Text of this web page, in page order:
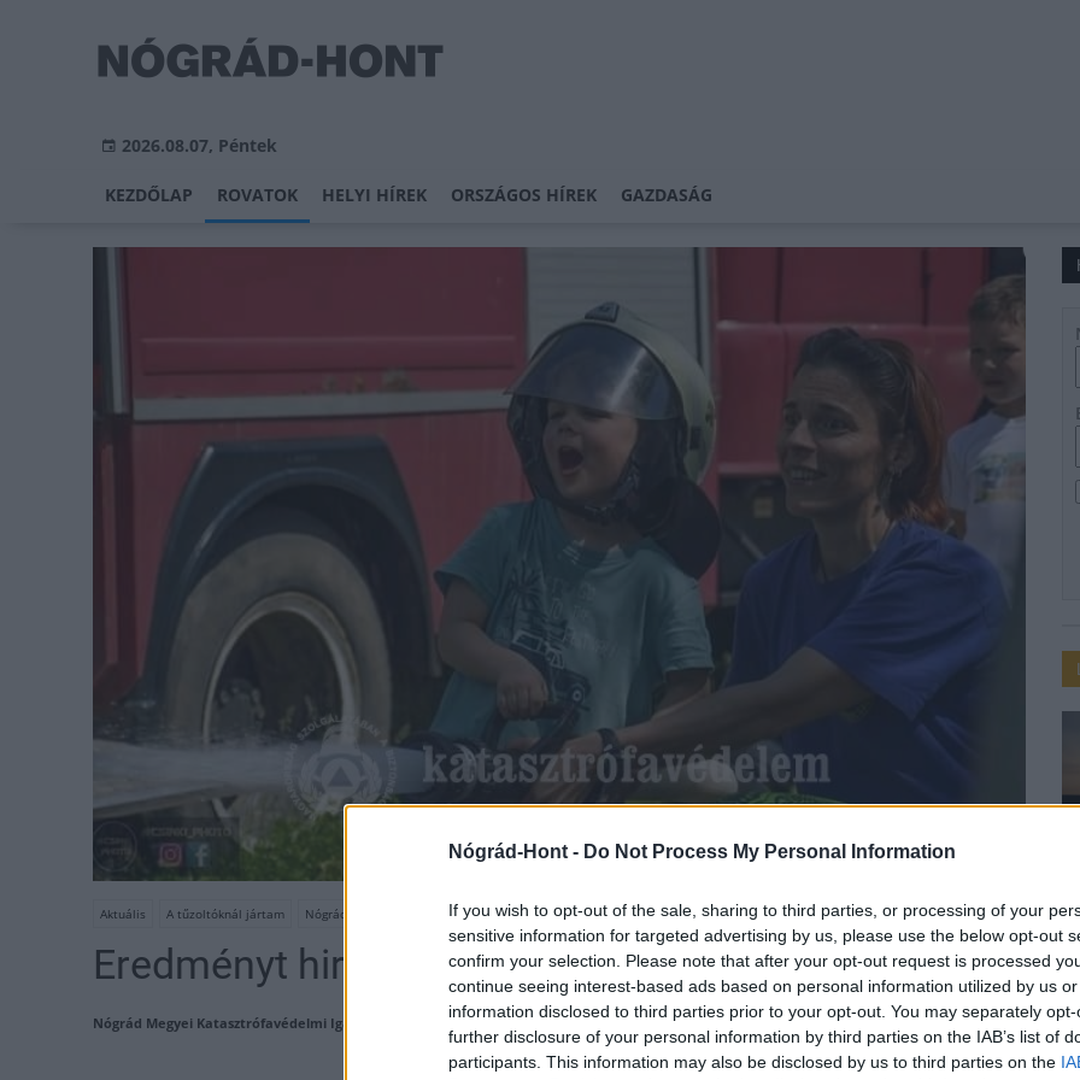
Nógrád-Hont - Do Not Process My Personal Information
If you wish to opt-out of the sale, sharing to third parties, or processing of your
sensitive information for targeted advertising by us, please use the below opt-out
confirm your selection. Please note that after your opt-out request is processed
continue seeing interest-based ads based on personal information utilized by us
information disclosed to third parties prior to your opt-out. You may separately
further disclosure of your personal information by third parties on the IAB’s list of
participants. This information may also be disclosed by us to third parties on the
2026.08.07, Péntek
KEZDŐLAP ROVATOK HELYI HÍREK ORSZÁGOS HÍREK GAZDASÁG
Aktuális A tűzoltóknál jártam Nógrád Megyei Katasztrófavédelmi Igazgatóság Nyitott szertárkapuk
Eredményt hirdettek a nógrádi fotópályázaton
Nógrád Megyei Katasztrófavédelmi Igazgatóság 2019.07.09. 08:19